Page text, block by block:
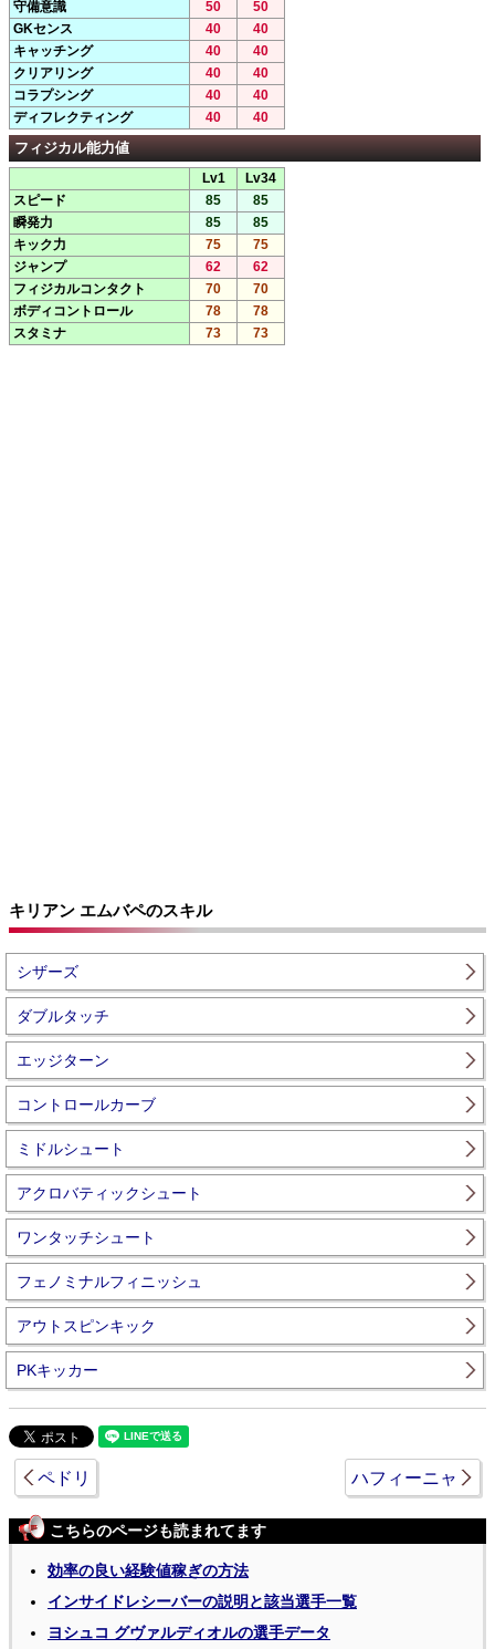
守備意識 50
50
GKセンス
40
40
キャッチング
40
40
クリアリング
40
40
コラプシング
40
40
ディフレクティング
40 40
フィジカル能力値
Lv1
Lv34
スピード
85
85
瞬発力
85
85
キック力
75
75
ジャンプ
62
62
フィジカルコンタクト
70
70
ボディコントロール
78
78
スタミナ
73 73
キリアン エムバペのスキル
シザーズ
ダブルタッチ
エッジターン
コントロールカーブ
ミドルシュート
アクロバティックシュート
ワンタッチシュート
フェノミナルフィニッシュ
アウトスピンキック
PKキッカー
ペドリ ハフィーニャ
こちらのページも読まれてます
効率の良い経験値稼ぎの方法
インサイドレシーバーの説明と該当選手一覧
ヨシュコ グヴァルディオルの選手データ